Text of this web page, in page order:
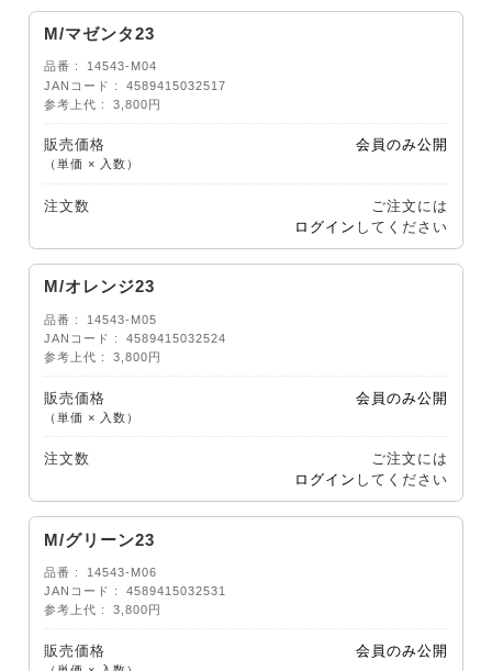
M/マゼンタ23
品番
14543-M04
JANコード
4589415032517
参考上代
3,800円
販売価格
（単価 × 入数）
会員のみ公開
注文数
ご注文には
ログイン してください
M/オレンジ23
品番
14543-M05
JANコード
4589415032524
参考上代
3,800円
販売価格
（単価 × 入数）
会員のみ公開
注文数
ご注文には
ログイン してください
M/グリーン23
品番
14543-M06
JANコード
4589415032531
参考上代
3,800円
販売価格 会員のみ公開